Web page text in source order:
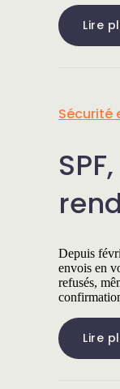
Lire
Sécurité
Depuis
envois en
refusés,
Lire